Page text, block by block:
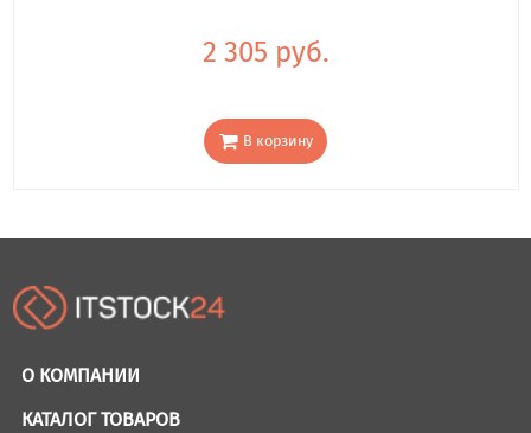
2 305 руб.
В корзину
О КОМПАНИИ
КАТАЛОГ ТОВАРОВ